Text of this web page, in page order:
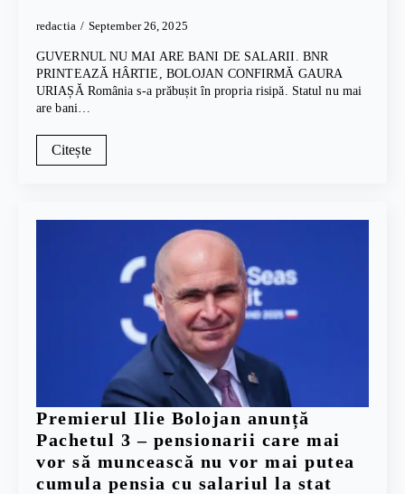
redactia September 26, 2025
GUVERNUL NU MAI ARE BANI DE SALARII. BNR
PRINTEAZĂ HÂRTIE, BOLOJAN CONFIRMĂ GAURA
URIAȘĂ România s-a prăbușit în propria risipă. Statul nu mai
are bani…
Citește
Premierul Ilie Bolojan anunță
Pachetul 3 – pensionarii care mai
vor să muncească nu vor mai putea
cumula pensia cu salariul la stat